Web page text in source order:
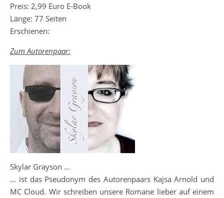
Preis: 2,99 Euro E-Book
Länge: 77 Seiten
Erschienen:
Zum Autorenpaar:
Skylar Grayson …
… ist das Pseudonym des Autorenpaars Kajsa Arnold und
MC Cloud. Wir schreiben unsere Romane lieber auf einem